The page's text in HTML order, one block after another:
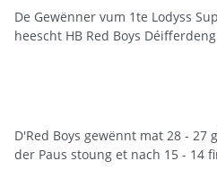
De Gewënner vum 1te Lodyss
heescht HB Red Boys Déifferdeng
D'Red Boys gewënnt mat 28 - 27
der Paus stoung et nach 15 - 14